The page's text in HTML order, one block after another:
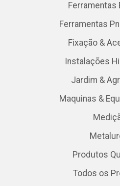
Ferramentas
Ferramentas
Fixação &
Instalações
Jardim &
Maquinas &
Produtos
Todos os